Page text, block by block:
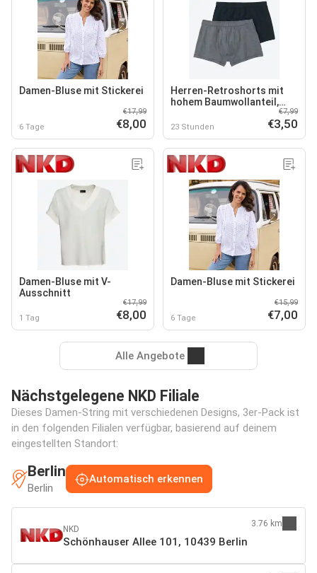
Damen-Bluse mit Stickerei
6 Tage
€17,99
€8,00
Herren-Retroshorts mit
hohem Baumwollanteil,
23 Stunden
€7,99
€3,50
Damen-Bluse mit V-
Ausschnitt
1 Tag
€17,99
€8,00
Damen-Bluse mit Stickerei
6 Tage
€15,99
€7,00
Alle Angebote
Nächstgelegene NKD Filiale
Dieses Damen-String mit verschiedenen Designs, 3er-Pack ist
in den folgenden Filialen verfügbar, basierend auf deinem
eingestellten Standort:
Berlin
Berlin
Automatisch erkennen
NKD
Schönhauser Allee 101, 10439 Berlin
3.76 km